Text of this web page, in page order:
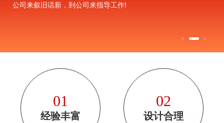
公司来叙旧话新，到公司来指导工作!
01
经验丰富
02
设计合理